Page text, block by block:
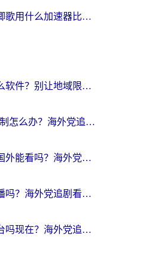
国外玩国服浮生为卿歌用什么加速器比较好？海外党亲测不踩坑指南
在海外听音乐用什么软件？别让地域限制断了你的华语歌单
芒果TV海外地区限制怎么办？海外党追剧看片的实用加速器选择指南
腾讯缓存的视频在国外能看吗？海外党追剧看片的终极解决方案
国外看不了咪咕直播吗？海外党追剧看片的加速器选择指南
国外能看中央电视台吗现在？海外党追剧看央视的实用指南